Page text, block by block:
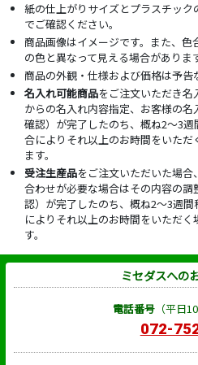
紙の仕上がりサイズとプラスチック
でご確認ください。
商品画像はイメージです。また、
の色と異なって見える場合があります
商品の外観・仕様および価格は予告
名入れ可能商品をご注文いただき
からの名入れ内容指定、お客様の
確認）が完了したのち、概ね2～3
合によりそれ以上のお時間をいた
ます。
受注生産品をご注文いただいた場
合わせが必要な場合はその内容の
認）が完了したのち、概ね2～3週
によりそれ以上のお時間をいただ
す。
ミセダスへの
電話番号（平日10
072-